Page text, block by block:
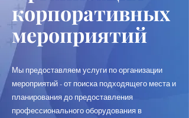
корпоративных
мероприятий
Мы предоставляем услуги по организации
мероприятий - от поиска подходящего места и
планирования до предоставления
профессионального оборудования в